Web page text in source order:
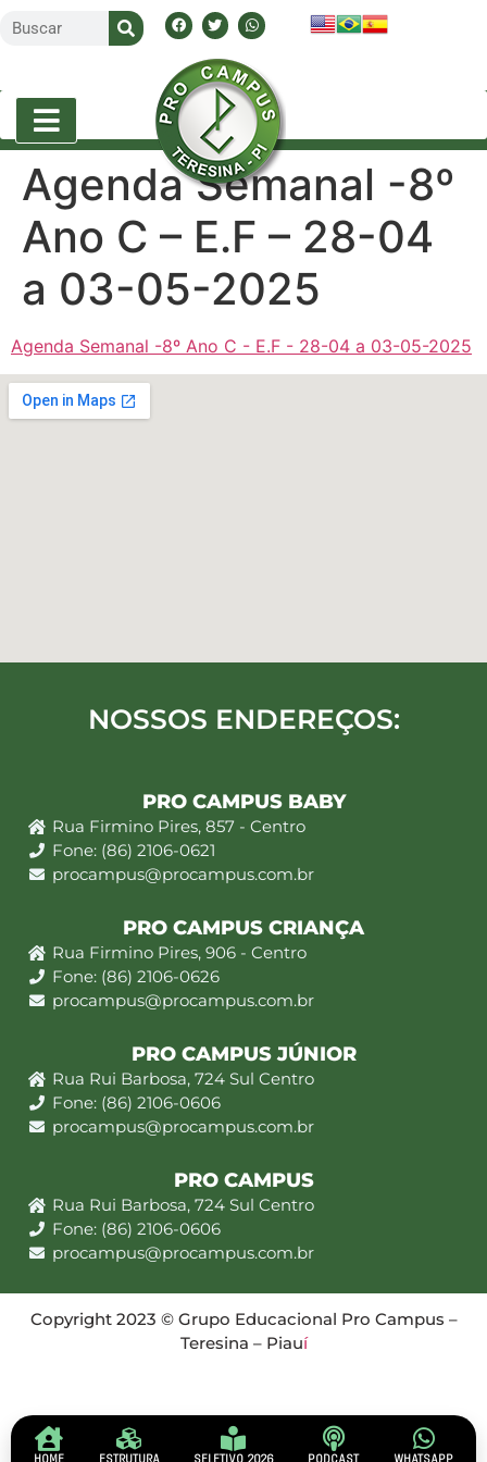
Agenda Semanal -8º
Ano C – E.F – 28-04
a 03-05-2025
Agenda Semanal -8º Ano C - E.F - 28-04 a 03-05-2025
NOSSOS ENDEREÇOS:
PRO CAMPUS BABY
Rua Firmino Pires, 857 - Centro
Fone: (86) 2106-0621
procampus@procampus.com.br
PRO CAMPUS CRIANÇA
Rua Firmino Pires, 906 - Centro
Fone: (86) 2106-0626
procampus@procampus.com.br
PRO CAMPUS JÚNIOR
Rua Rui Barbosa, 724 Sul Centro
Fone: (86) 2106-0606
procampus@procampus.com.br
PRO CAMPUS
Rua Rui Barbosa, 724 Sul Centro
Fone: (86) 2106-0606
procampus@procampus.com.br
Copyright 2023 © Grupo Educacional Pro Campus –
Teresina – Piauí
HOME ESTRUTURA SELETIVO 2026 PODCAST WHATSAPP